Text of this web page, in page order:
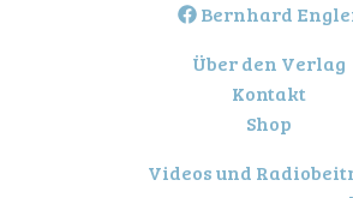
Bernhard
Über den Verlag
Kontakt
Shop
Videos und